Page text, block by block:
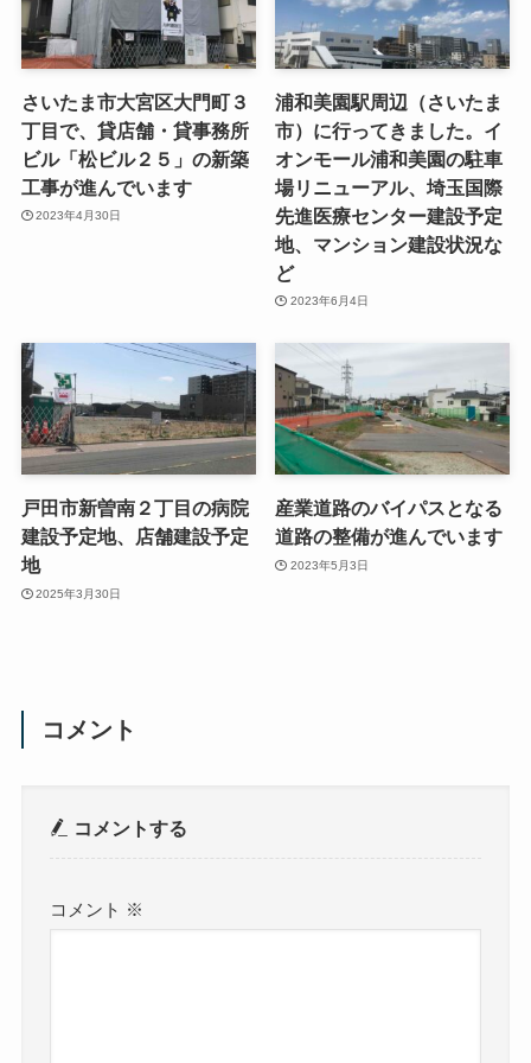
さいたま市大宮区大門町３
丁目で、貸店舗・貸事務所
ビル「松ビル２５」の新築
工事が進んでいます
2023年4月30日
浦和美園駅周辺（さいたま
市）に行ってきました。イ
オンモール浦和美園の駐車
場リニューアル、埼玉国際
先進医療センター建設予定
地、マンション建設状況な
ど
2023年6月4日
戸田市新曽南２丁目の病院
建設予定地、店舗建設予定
地
2025年3月30日
産業道路のバイパスとなる
道路の整備が進んでいます
2023年5月3日
コメント
コメントする
コメント ※